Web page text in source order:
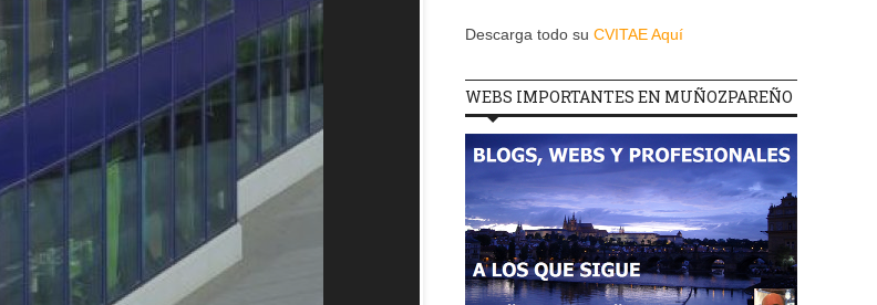
Descarga todo su CVITAE Aquí
WEBS IMPORTANTES EN MUÑOZPAREÑO